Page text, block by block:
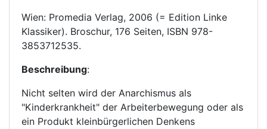
Wien: Promedia Verlag, 2006 (= Edition Linke
Klassiker). Broschur, 176 Seiten, ISBN 978-
3853712535.
Beschreibung:
Nicht selten wird der Anarchismus als
"Kinderkrankheit" der Arbeiterbewegung oder als
ein Produkt kleinbürgerlichen Denkens